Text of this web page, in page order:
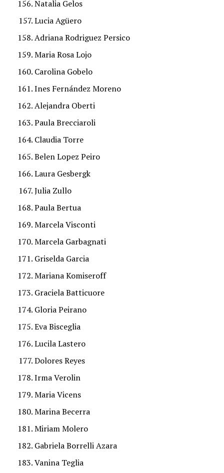
Natalia Gelos
Lucia Agüero
Adriana Rodriguez Persico
Maria Rosa Lojo
Carolina Gobelo
Ines Fernández Moreno
Alejandra Oberti
Paula Brecciaroli
Claudia Torre
Belen Lopez Peiro
Laura Gesbergk
Julia Zullo
Paula Bertua
Marcela Visconti
Marcela Garbagnati
Griselda Garcia
Mariana Komiseroff
Graciela Batticuore
Gloria Peirano
Eva Bisceglia
Lucila Lastero
Dolores Reyes
Irma Verolin
Maria Vicens
Marina Becerra
Miriam Molero
Gabriela Borrelli Azara
Vanina Teglia